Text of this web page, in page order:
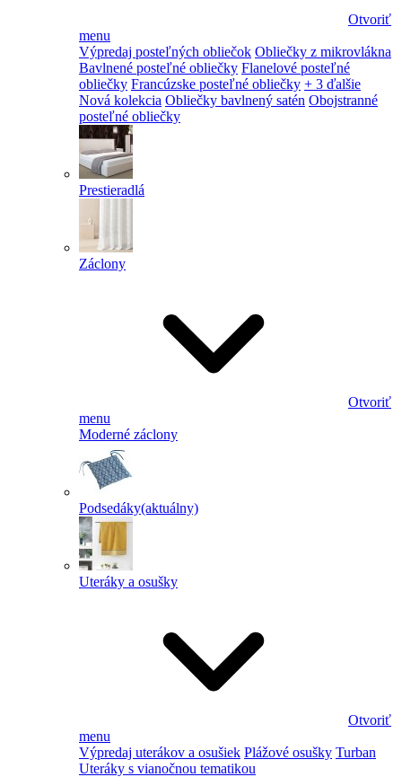
Otvoriť
menu
Výpredaj posteľných obliečok Obliečky z mikrovlákna
Bavlnené posteľné obliečky Flanelové posteľné
obliečky Francúzske posteľné obliečky + 3 ďalšie
Nová kolekcia Obliečky bavlnený satén Obojstranné
posteľné obliečky
Prestieradlá
Záclony
Otvoriť
menu
Moderné záclony
Podsedáky(aktuálny)
Uteráky a osušky
Otvoriť
menu
Výpredaj uterákov a osušiek Plážové osušky Turban
Uteráky s vianočnou tematikou